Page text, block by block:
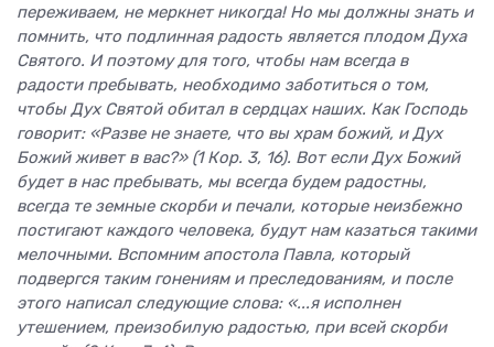
переживаем, не меркнет никогда! Но мы должны знать и
помнить, что подлинная радость является плодом Духа
Святого. И поэтому для того, чтобы нам всегда в
радости пребывать, необходимо заботиться о том,
чтобы Дух Святой обитал в сердцах наших. Как Господь
говорит: «Разве не знаете, что вы храм божий, и Дух
Божий живет в вас?» (1 Кор. 3, 16). Вот если Дух Божий
будет в нас пребывать, мы всегда будем радостны,
всегда те земные скорби и печали, которые неизбежно
постигают каждого человека, будут нам казаться такими
мелочными. Вспомним апостола Павла, который
подвергся таким гонениям и преследованиям, и после
этого написал следующие слова: «...я исполнен
утешением, преизобилую радостью, при всей скорби